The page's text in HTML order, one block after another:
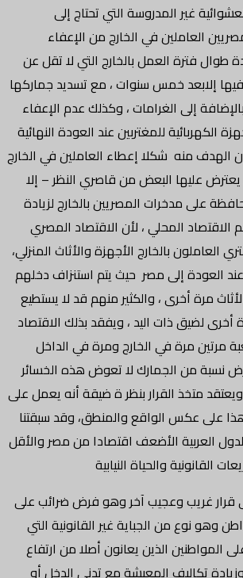
غير المدروسة التي تحتاج إلى
العاملين في الخارج من الإعفاء
طوال فترة العمل بالخارج التي لا تقل عن
إلابعد خمس سنوات ، مع تسديد جماركها
إلى الغرامات ، وكذلك عدم الإعفاء
الكهربائية للمغتربين عند العودة النهائية
الهدف منه شكلا إعطاء العاملين في الخارج
عليها البعض من قاصري النظر – إلا
على مدخرات المصريين بالخارج لزيادة
الاقتصاد المحلي ، لأن الاقتصاد المصري
العاملون بالخارج الأجهزة والأثاث المنزلي،
عند العودة إلى مصر حيث يتم استنزاف دخلهم
مرة أخرى ، والكثير منهم قد لا يستطيع
أخرى لضيق ذات اليد ، ويفقد بذلك الاقتصاد
مرتين مرة في الخارج ومرة في الداخل
نسبة من الجمارك لا تعوض هذه الخسائر
متخذ القرار بنظر ة ضيقة أنه يعمل على
على عكس الواقع والمنطق، وقد سبقتنا
العربية الأضعف اقتصادا من مصر والأقل
القانونية والحياة النيابية
قرار غريب وعجيب آخر وهو فرض ضرائب على
وهو نوع من الجباية غير القانونية التي
المواطنين الذين يعانون أصلا من ارتفاع
وزيادة تكاليف المعيشة مع تدني الدخل أو